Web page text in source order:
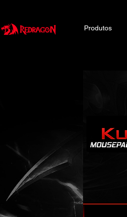
Produtos